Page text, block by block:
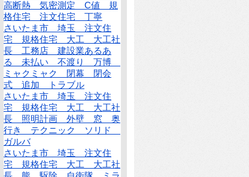
高断熱 気密測定 C値 規
格住宅 注文住宅 丁寧
さいたま市 埼玉 注文住
宅 規格住宅 大工 大工社
長 工務店 建設業あるあ
る 未払い 不渡り 万博
ミャクミャク 閉幕 閉会
式 追加 トラブル
さいたま市 埼玉 注文住
宅 規格住宅 大工 大工社
長 照明計画 外壁 窓 奥
行き テクニック ソリド
ガルバ
さいたま市 埼玉 注文住
宅 規格住宅 大工 大工社